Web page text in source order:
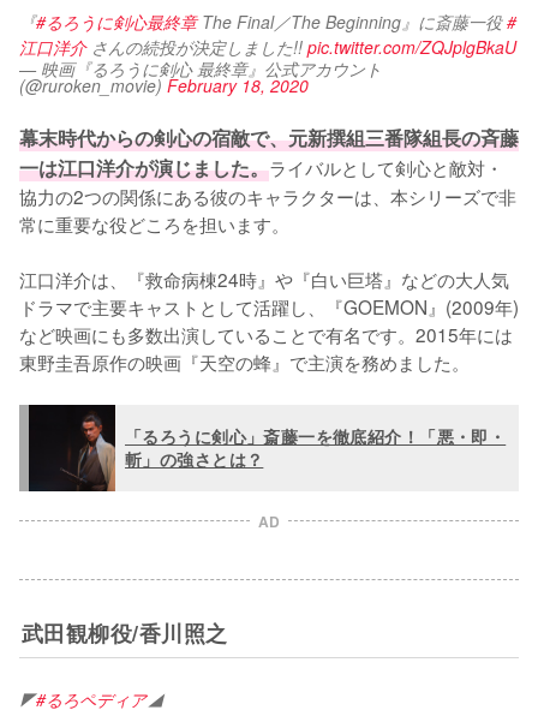
『#るろうに剣心最終章 The Final／The Beginning』に斎藤一役 #
江口洋介 さんの続投が決定しました!! pic.twitter.com/ZQJplgBkaU
— 映画『るろうに剣心 最終章』公式アカウント
(@ruroken_movie)February 18, 2020
幕末時代からの剣心の宿敵で、元新撰組三番隊組長の斉藤
一は江口洋介が演じました。ライバルとして剣心と敵対・
協力の2つの関係にある彼のキャラクターは、本シリーズで非
常に重要な役どころを担います。
江口洋介は、『救命病棟24時』や『白い巨塔』などの大人気
ドラマで主要キャストとして活躍し、『GOEMON』(2009年)
など映画にも多数出演していることで有名です。2015年には
東野圭吾原作の映画『天空の蜂』で主演を務めました。
「るろうに剣心」斎藤一を徹底紹介！「悪・即・
斬」の強さとは？
AD
武田観柳役/香川照之
◤#るろペディア◢